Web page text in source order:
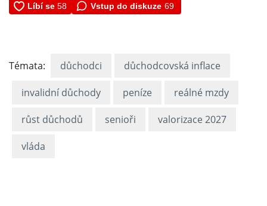
Vstup do diskuze 69
Témata: důchodci důchodcovská inflace
invalidní důchody peníze reálné mzdy
růst důchodů senioři valorizace 2027
vláda